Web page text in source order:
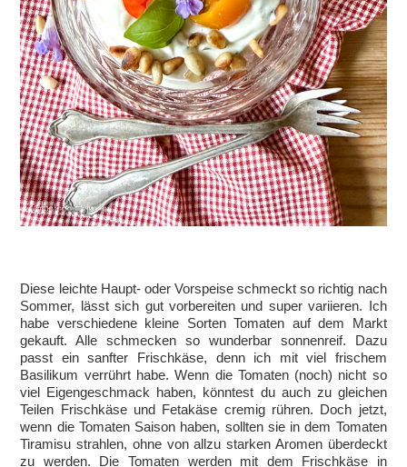
Diese leichte Haupt- oder Vorspeise schmeckt so richtig nach
Sommer, lässt sich gut vorbereiten und super variieren. Ich
habe verschiedene kleine Sorten Tomaten auf dem Markt
gekauft. Alle schmecken so wunderbar sonnenreif. Dazu
passt ein sanfter Frischkäse, denn ich mit viel frischem
Basilikum verrührt habe. Wenn die Tomaten (noch) nicht so
viel Eigengeschmack haben, könntest du auch zu gleichen
Teilen Frischkäse und Fetakäse cremig rühren. Doch jetzt,
wenn die Tomaten Saison haben, sollten sie in dem Tomaten
Tiramisu strahlen, ohne von allzu starken Aromen überdeckt
zu werden. Die Tomaten werden mit dem Frischkäse in